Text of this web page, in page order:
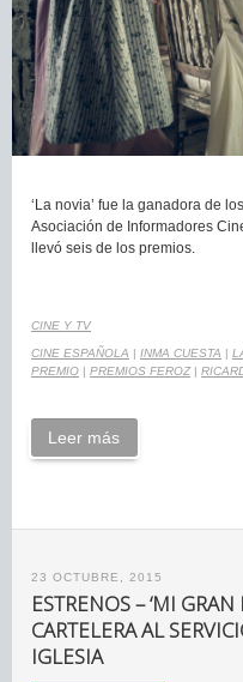
‘La novia’ fue la ganadora de
Asociación de Informadores
llevó seis de los premios.
CINE Y TV
CINE ESPAÑOLA | INMA CUESTA |
PREMIO | PREMIOS FEROZ|
Leer más
23 OCTUBRE, 2015
ESTRENOS – ‘MI GRAN
CARTELERA AL
IGLESIA